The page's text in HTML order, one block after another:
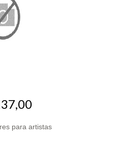
para artistas